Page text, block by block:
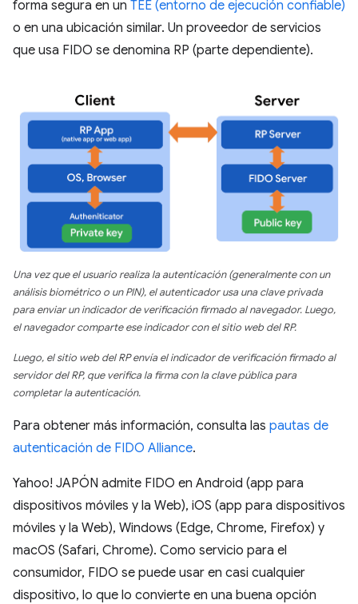
forma segura en un TEE (entorno de ejecución confiable)
o en una ubicación similar. Un proveedor de servicios
que usa FIDO se denomina RP (parte dependiente).
Una vez que el usuario realiza la autenticación (generalmente con un
análisis biométrico o un PIN), el autenticador usa una clave privada
para enviar un indicador de verificación firmado al navegador. Luego,
el navegador comparte ese indicador con el sitio web del RP.
Luego, el sitio web del RP envía el indicador de verificación firmado al
servidor del RP, que verifica la firma con la clave pública para
completar la autenticación.
Para obtener más información, consulta las pautas de
autenticación de FIDO Alliance.
Yahoo! JAPÓN admite FIDO en Android (app para
dispositivos móviles y la Web), iOS (app para dispositivos
móviles y la Web), Windows (Edge, Chrome, Firefox) y
macOS (Safari, Chrome). Como servicio para el
consumidor, FIDO se puede usar en casi cualquier
dispositivo, lo que lo convierte en una buena opción